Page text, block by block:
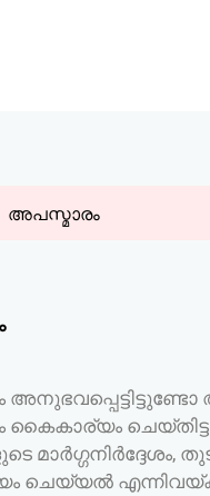
അപസ്മാരം
കൈകാര്യം
മാർഗ്ഗനിർദ്ദേശം,
ചെയ്യൽ